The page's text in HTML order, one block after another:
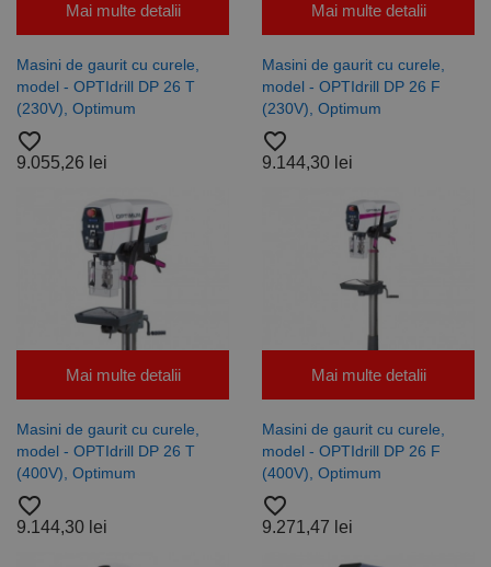
Mai multe detalii
Masini de gaurit cu curele,
model - OPTIdrill DP 26 T
(230V), Optimum
favorite_border
9.055,26 lei
Mai multe detalii
Masini de gaurit cu curele,
model - OPTIdrill DP 26 F
(230V), Optimum
favorite_border
9.144,30 lei
Mai multe detalii
Masini de gaurit cu curele,
model - OPTIdrill DP 26 T
(400V), Optimum
favorite_border
9.144,30 lei
Mai multe detalii
Masini de gaurit cu curele,
model - OPTIdrill DP 26 F
(400V), Optimum
favorite_border
9.271,47 lei